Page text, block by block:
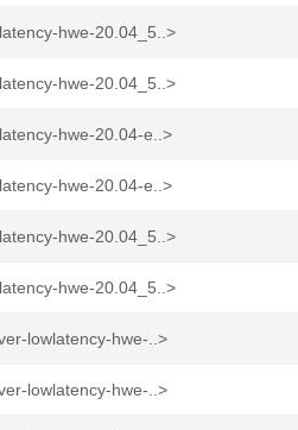
hwe-20.04_5..>
hwe-20.04_5..>
hwe-20.04-e..>
hwe-20.04-e..>
hwe-20.04_5..>
hwe-20.04_5..>
lowlatency-hwe-..>
lowlatency-hwe-..>